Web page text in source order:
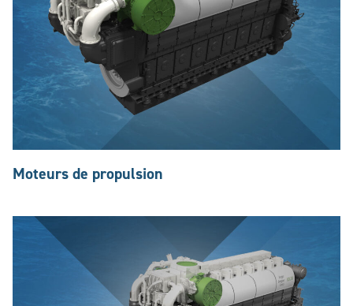
Moteurs de propulsion